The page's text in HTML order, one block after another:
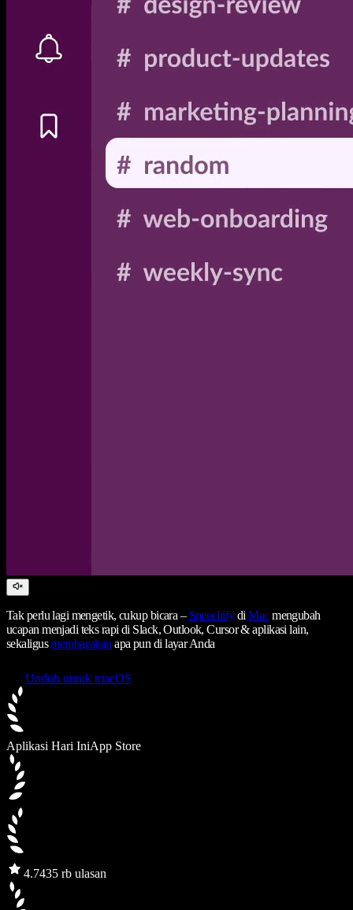
Tak perlu lagi mengetik, cukup bicara – SpeechifydiMacmengubah
ucapan menjadi teks rapi di Slack, Outlook, Cursor & aplikasi lain,
sekaligusmembacakan apa pun di layar Anda
Unduh untuk macOS
Aplikasi Hari IniApp Store
4.7435 rb ulasan